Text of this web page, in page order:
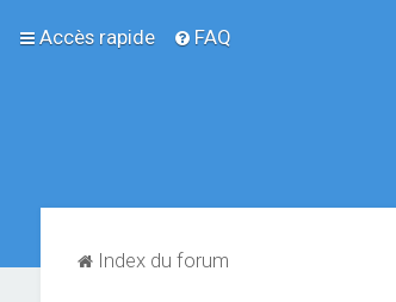
Accès rapide FAQ
Index du forum